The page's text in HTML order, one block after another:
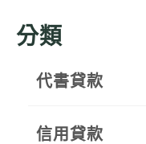
分類
代書貸款
信用貸款